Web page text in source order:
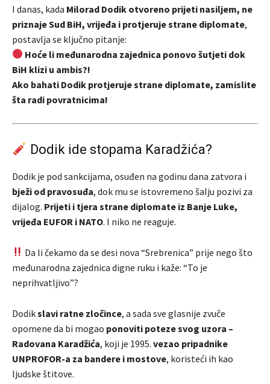
I danas, kada Milorad Dodik otvoreno prijeti nasiljem, ne
priznaje Sud BiH, vrijeđa i protjeruje strane diplomate,
postavlja se ključno pitanje:
Hoće li međunarodna zajednica ponovo šutjeti dok
BiH klizi u ambis?!
Ako bahati Dodik protjeruje strane diplomate, zamislite
šta radi povratnicima!
Dodik ide stopama Karadžića?
Dodik je pod sankcijama, osuđen na godinu dana zatvora i
bježi od pravosuđa, dok mu se istovremeno šalju pozivi za
dijalog. Prijeti i tjera strane diplomate iz Banje Luke,
vrijeđa EUFOR i NATO. I niko ne reaguje.
Da li čekamo da se desi nova “Srebrenica” prije nego što
međunarodna zajednica digne ruku i kaže: “To je
neprihvatljivo”?
Dodikslavi ratne zločince, a sada sve glasnije zvuče
opomene da bi mogao ponoviti poteze svog uzora –
Radovana Karadžića, koji je 1995. vezao pripadnike
UNPROFOR-a za bandere i mostove, koristeći ih kao
ljudske štitove.